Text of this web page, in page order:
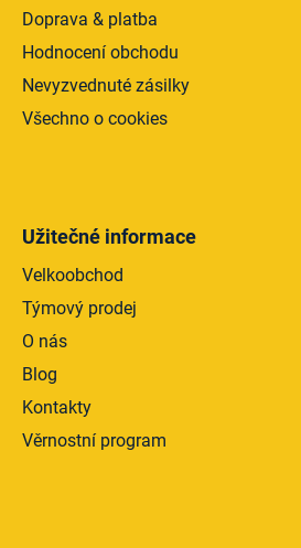
Doprava & platba
Hodnocení obchodu
Nevyzvednuté zásilky
Všechno o cookies
Užitečné informace
Velkoobchod
Týmový prodej
O nás
Blog
Kontakty
Věrnostní program